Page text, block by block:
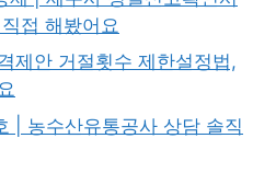
접 해봤어요
제안 거절횟수 제한설정법,
| 농수산유통공사 상담 솔직